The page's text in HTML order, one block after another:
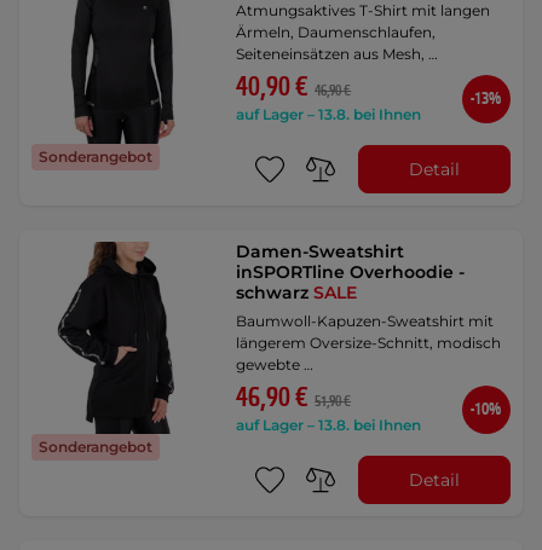
Sonderangebot
Atmungsaktives T-Shirt mit langen
Ärmeln, Daumenschlaufen,
Seiteneinsätzen aus Mesh, …
40,90 € 46,90 €
auf Lager – 13.8. bei Ihnen
-13%
Detail
Sonderangebot
Damen-Sweatshirt
inSPORTline Overhoodie -
schwarzSALE
Baumwoll-Kapuzen-Sweatshirt mit
längerem Oversize-Schnitt, modisch
gewebte …
46,90 € 51,90 €
auf Lager – 13.8. bei Ihnen
-10%
Detail